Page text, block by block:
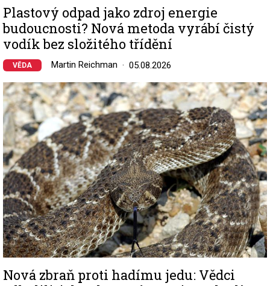
Plastový odpad jako zdroj energie
budoucnosti? Nová metoda vyrábí čistý
vodík bez složitého třídění
VĚDA Martin Reichman 05.08.2026
Image
Nová zbraň proti hadímu jedu: Vědci